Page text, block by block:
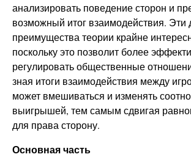
анализировать поведение сторон и
возможный итог взаимодействия. Эти
преимущества теории крайне
поскольку это позволит более
регулировать общественные
зная итоги взаимодействия между
может вмешиваться и изменять
выигрышей, тем самым сдвигая
для права сторону.
Основная часть